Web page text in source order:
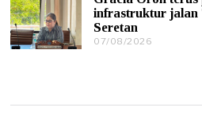
6
8
/
infrastruktur jalan
Seretan
07/08/2026
/